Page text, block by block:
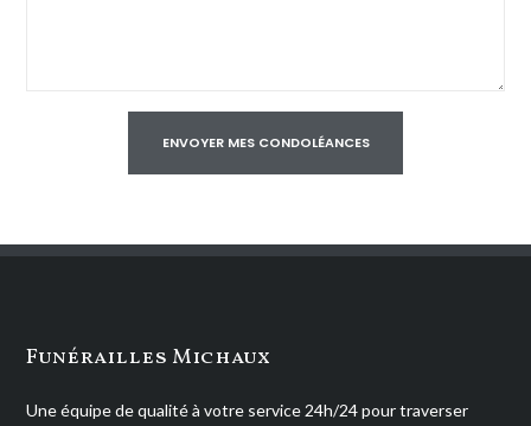
Funérailles Michaux
Une équipe de qualité à votre service 24h/24 pour traverser